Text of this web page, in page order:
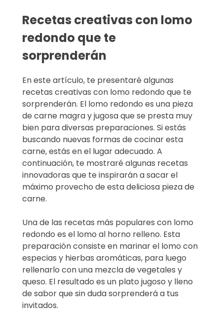
Recetas creativas con lomo
redondo que te
sorprenderán
En este artículo, te presentaré algunas
recetas creativas con lomo redondo que te
sorprenderán. El lomo redondo es una pieza
de carne magra y jugosa que se presta muy
bien para diversas preparaciones. Si estás
buscando nuevas formas de cocinar esta
carne, estás en el lugar adecuado. A
continuación, te mostraré algunas recetas
innovadoras que te inspirarán a sacar el
máximo provecho de esta deliciosa pieza de
carne.
Una de las recetas más populares con lomo
redondo es el lomo al horno relleno. Esta
preparación consiste en marinar el lomo con
especias y hierbas aromáticas, para luego
rellenarlo con una mezcla de vegetales y
queso. El resultado es un plato jugoso y lleno
de sabor que sin duda sorprenderá a tus
invitados.